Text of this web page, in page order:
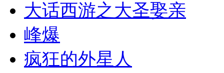
大话西游之大圣娶亲
峰爆
疯狂的外星人